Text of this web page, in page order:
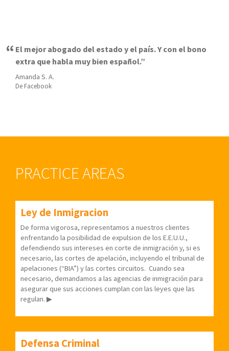
El mejor abogado del estado y el país. Y con el bono
extra que habla muy bien español.
Amanda S. A.
De Facebook
PRACTICE AREAS
Ley de Inmigracion
De forma vigorosa, representamos a nuestros clientes
enfrentando la posibilidad de expulsion de los E.E.U.U.,
defendiendo sus intereses en corte de inmigración y, si es
necesario, las cortes de apelación, incluyendo el tribunal de
apelaciones (“BIA”) y las cortes circuitos. Cuando sea
necesario, demandamos a las agencias de inmigración para
asegurar que sus acciones cumplan con las leyes que las
regulan. ▶
Defensa Criminal